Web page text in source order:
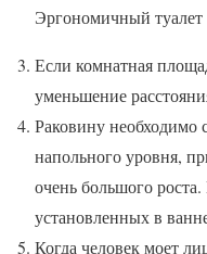
Эргономичный туалет
Если комнатная
уменьшение
Раковину необходимо
напольного уровня,
очень большого
установленных в
Когда человек моет